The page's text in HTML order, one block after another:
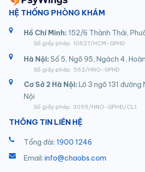
HỆ THỐNG PHÒNG KHÁM
Hồ Chí Minh: 152/6 Thành Thái,
Số giấy phép: 10627/HCM-GPHD
Hà Nội: Số 5, Ngõ 95, Ngách 4,
Số giấy phép: 562/HNO-GPHD
Cơ Sở 2 Hà Nội: Lô 3 ngõ 131 đường
Nội
Số giấy phép: 3095/HNO-GPHĐ/CL1
THÔNG TIN LIÊN HỆ
Tổng đài: 1900 1246
Email: info@chaobs.com